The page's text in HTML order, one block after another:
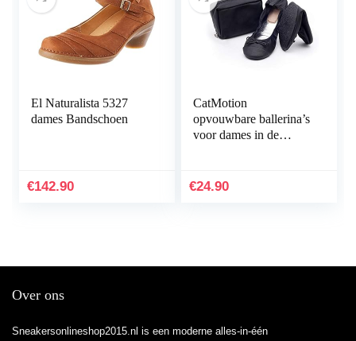
El Naturalista 5327
dames Bandschoen
€142.90
CatMotion
opvouwbare ballerina’s
voor dames in de
€24.90
Over ons
Sneakersonlineshop2015.nl is een moderne alles-in-één